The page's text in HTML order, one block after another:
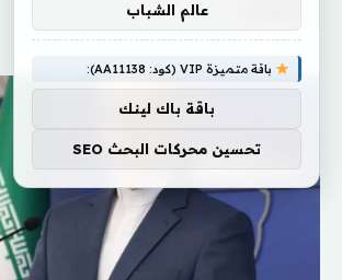
عالم الشباب
باقة متميزة VIP (كود: AA11138):
باقة باك لينك
تحسين محركات البحث SEO